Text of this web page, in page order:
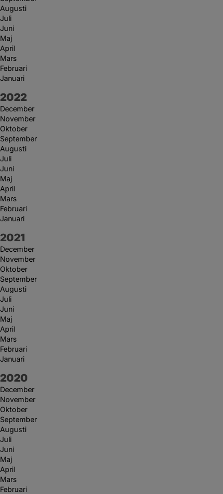
Augusti
Juli
Juni
Maj
April
Mars
Februari
Januari
År:
2022
December
November
Oktober
September
Augusti
Juli
Juni
Maj
April
Mars
Februari
Januari
År:
2021
December
November
Oktober
September
Augusti
Juli
Juni
Maj
April
Mars
Februari
Januari
År:
2020
December
November
Oktober
September
Augusti
Juli
Juni
Maj
April
Mars
Februari